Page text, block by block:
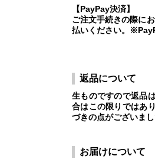
【PayPay決済】
ご注文手続きの際に
払いください。
返品について
生ものですので返品
合はこの限りではあ
づきの点がございま
お届けについて